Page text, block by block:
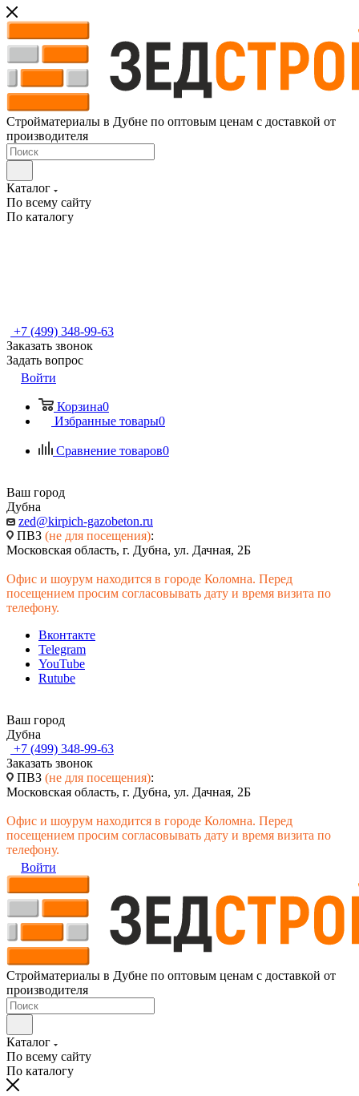
Стройматериалы в Дубне по оптовым ценам с доставкой от
производителя
Каталог
По всему сайту
По каталогу
+7 (499) 348-99-63
Заказать звонок
Задать вопрос
Войти
Корзина0
Избранные товары0
Сравнение товаров0
Ваш город
Дубна
zed@kirpich-gazobeton.ru
ПВЗ (не для посещения):
Московская область, г. Дубна, ул. Дачная, 2Б
Офис и шоурум находится в городе Коломна. Перед
посещением просим согласовывать дату и время визита по
телефону.
Вконтакте
Telegram
YouTube
Rutube
Ваш город
Дубна
+7 (499) 348-99-63
Заказать звонок
ПВЗ (не для посещения):
Московская область, г. Дубна, ул. Дачная, 2Б
Офис и шоурум находится в городе Коломна. Перед
посещением просим согласовывать дату и время визита по
телефону.
Войти
Стройматериалы в Дубне по оптовым ценам с доставкой от
производителя
Каталог
По всему сайту
По каталогу